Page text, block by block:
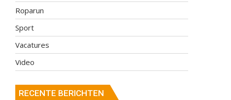
Roparun
Sport
Vacatures
Video
RECENTE BERICHTEN